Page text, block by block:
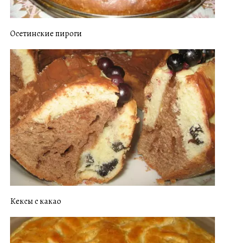
Осетинские пироги
Кексы с какао